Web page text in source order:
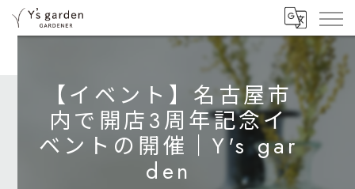
【イベント】名古屋市
内で開店3周年記念イ
ベントの開催｜Y's gar
den